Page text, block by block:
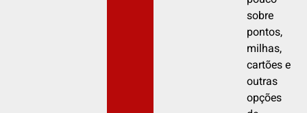
sobre
pontos,
milhas,
cartões e
outras
opções